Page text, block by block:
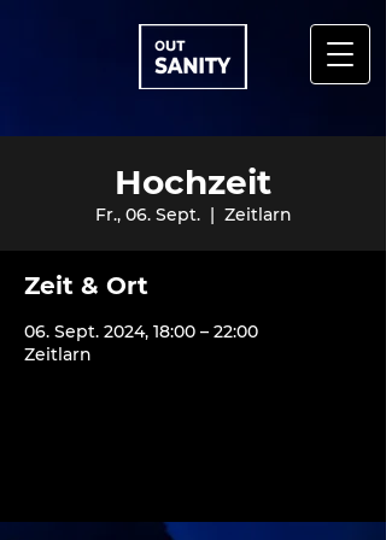
Hochzeit
Fr., 06. Sept.
  |
Zeitlarn
Zeit & Ort
06. Sept. 2024, 18:00 – 22:00
Zeitlarn